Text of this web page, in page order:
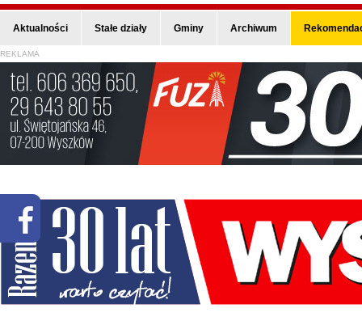
Aktualności Stałe działy Gminy Archiwum
REKLAMA